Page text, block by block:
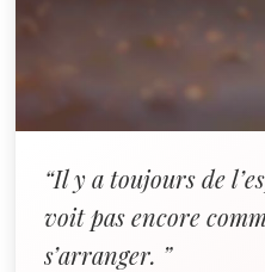
“Il y a toujours de
voit pas encore
s’arranger. ”